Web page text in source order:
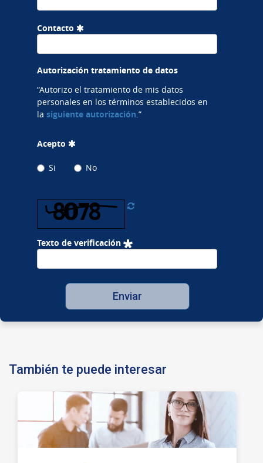
Contacto
Autorización tratamiento de datos
“Autorizo el tratamiento de mis datos
personales en los términos establecidos en
la siguiente autorización.”
Acepto
Si No
Texto de verificación
Enviar
También te puede interesar
Entérate aquí